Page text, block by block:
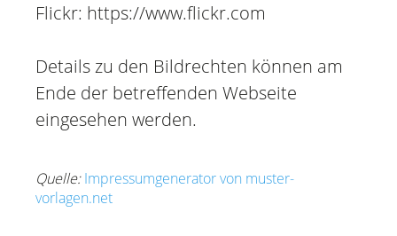
Flickr: https://www.flickr.com
Details zu den Bildrechten können am
Ende der betreffenden Webseite
eingesehen werden.
Quelle:Impressumgenerator von muster-
vorlagen.net